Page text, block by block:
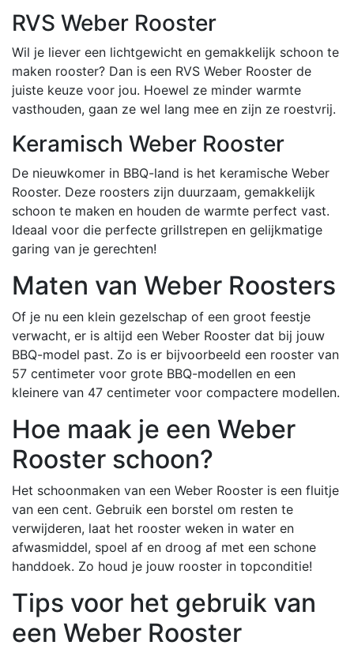
RVS Weber Rooster
Wil je liever een lichtgewicht en gemakkelijk schoon te
maken rooster? Dan is een RVS Weber Rooster de
juiste keuze voor jou. Hoewel ze minder warmte
vasthouden, gaan ze wel lang mee en zijn ze roestvrij.
Keramisch Weber Rooster
De nieuwkomer in BBQ-land is het keramische Weber
Rooster. Deze roosters zijn duurzaam, gemakkelijk
schoon te maken en houden de warmte perfect vast.
Ideaal voor die perfecte grillstrepen en gelijkmatige
garing van je gerechten!
Maten van Weber Roosters
Of je nu een klein gezelschap of een groot feestje
verwacht, er is altijd een Weber Rooster dat bij jouw
BBQ-model past. Zo is er bijvoorbeeld een rooster van
57 centimeter voor grote BBQ-modellen en een
kleinere van 47 centimeter voor compactere modellen.
Hoe maak je een Weber
Rooster schoon?
Het schoonmaken van een Weber Rooster is een fluitje
van een cent. Gebruik een borstel om resten te
verwijderen, laat het rooster weken in water en
afwasmiddel, spoel af en droog af met een schone
handdoek. Zo houd je jouw rooster in topconditie!
Tips voor het gebruik van
een Weber Rooster